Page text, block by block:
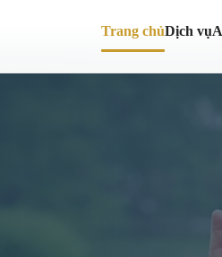
Trang chủDịch vụ